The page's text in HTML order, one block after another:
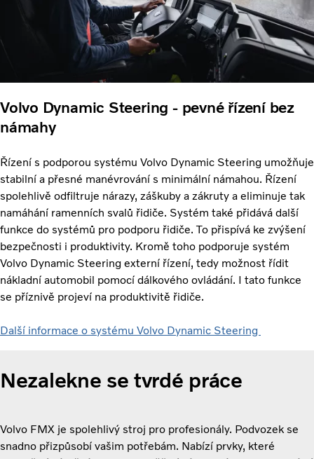
Volvo Dynamic Steering - pevné řízení bez
námahy
Řízení s podporou systému Volvo Dynamic Steering umožňuje
stabilní a přesné manévrování s minimální námahou. Řízení
spolehlivě odfiltruje nárazy, záškuby a zákruty a eliminuje tak
namáhání ramenních svalů řidiče. Systém také přidává další
funkce do systémů pro podporu řidiče. To přispívá ke zvýšení
bezpečnosti i produktivity. Kromě toho podporuje systém
Volvo Dynamic Steering externí řízení, tedy možnost řídit
nákladní automobil pomocí dálkového ovládání. I tato funkce
se příznivě projeví na produktivitě řidiče.
Další informace o systému Volvo Dynamic Steering
Nezalekne se tvrdé práce
Volvo FMX je spolehlivý stroj pro profesionály. Podvozek se
snadno přizpůsobí vašim potřebám. Nabízí prvky, které